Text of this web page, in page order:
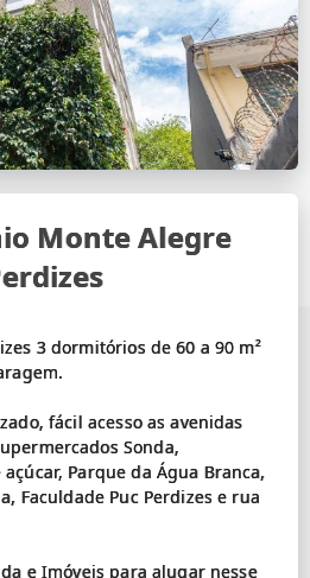
Monte Alegre
3 dormitórios de 60 a 90 m²
fácil acesso as avenidas
Sonda,
Parque da Água Branca,
Faculdade Puc Perdizes e rua
e Imóveis para alugar nesse